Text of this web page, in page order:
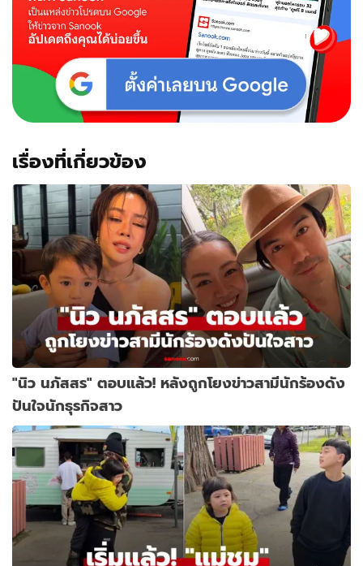
เรื่องที่เกี่ยวข้อง
"นิว นภัสสร" ตอบแล้ว! หลังถูกโยงข่าวสามีนักร้องดัง
ปันใจนักธุรกิจสาว